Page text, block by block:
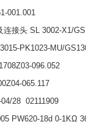
001.001
连接头 SL 3002-
PK1023-
096.052
065.117
04/28 02111909
PW620-18d 0-1KΩ